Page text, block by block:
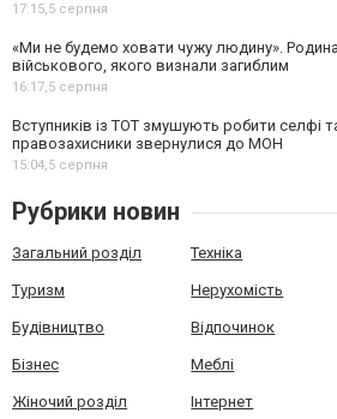
17:15,5 серпня
«Ми не будемо ховати чужу людину».
військового, якого визнали загиблим
16:17,5 серпня
Вступників із ТОТ змушують робити селфі
правозахисники звернулися до МОН
15:04,5 серпня
Рубрики новин
Загальний розділ Техніка
Туризм Нерухомість
Будівництво Відпочинок
Бізнес Меблі
Жіночий розділ Інтернет